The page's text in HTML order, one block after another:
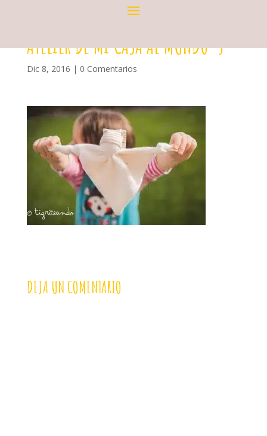
ATELIER DE MI CASA AL MUNDO-5
Dic 8, 2016 | 0 Comentarios
DEJA UN COMENTARIO